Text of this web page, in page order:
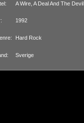
A Wire, A Deal And The Devil
1992
Hard Rock
Sverige